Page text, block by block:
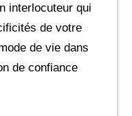
interlocuteur qui
de votre
de vie dans
de confiance